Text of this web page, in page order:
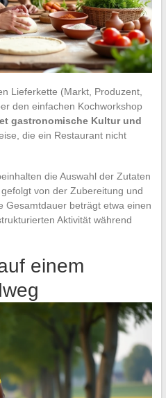
Lieferkette (Markt, Produzent,
den einfachen Kochworkshop
gastronomische Kultur und
die ein Restaurant nicht
die Auswahl der Zutaten
von der Zubereitung und
Gesamtdauer beträgt etwa einen
Aktivität während
einem